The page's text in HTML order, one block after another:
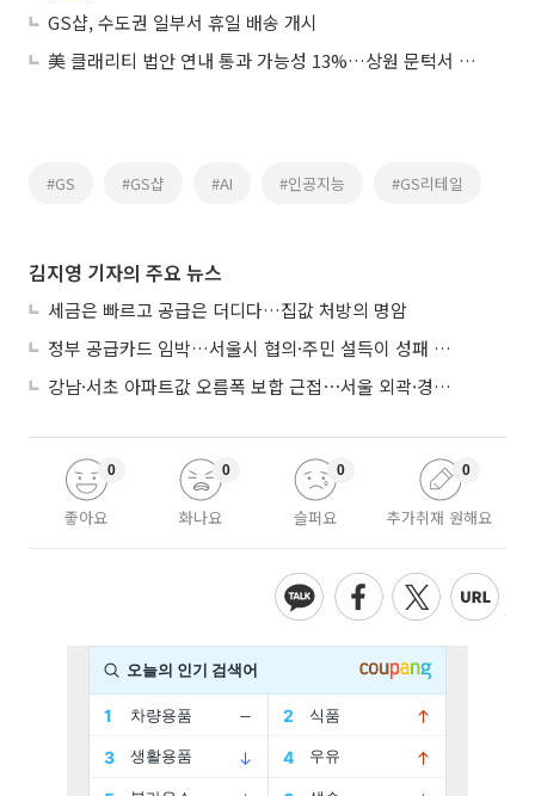
GS샵, 수도권 일부서 휴일 배송 개시
美 클래리티 법안 연내 통과 가능성 13%…상원 문턱서 제동
#GS #GS샵 #AI #인공지능 #GS리테일
김지영 기자의 주요 뉴스
세금은 빠르고 공급은 더디다…집값 처방의 명암
정부 공급카드 임박…서울시 협의·주민 설득이 성패 가른다
강남·서초 아파트값 오름폭 보합 근접⋯서울 외곽·경기 남부 중심 매수세
좋아요
0
화나요
0
슬퍼요
0
추가취재 원해요
0